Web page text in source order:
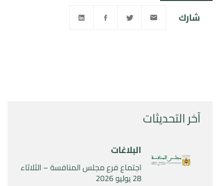
آخر التحديثات
البلاغات
اجتماع فرع مجلس المنافسة – الثلاثاء
28 يوليو 2026
شارك